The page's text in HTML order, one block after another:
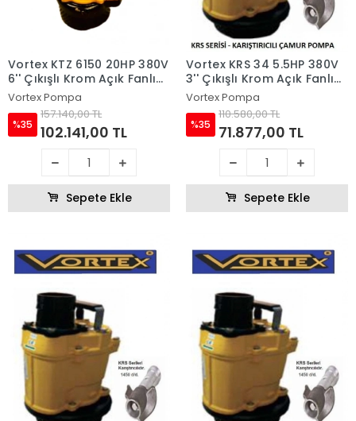
Vortex KTZ 6150 20HP 380V
6'' Çıkışlı Krom Açık Fanlı
Dalgıç Pompa
Vortex Pompa
%35
157.140,00 TL
102.141,00 TL
Sepete Ekle
Vortex KRS 34 5.5HP 380V
3'' Çıkışlı Krom Açık Fanlı
Karıştırıcılı Dalgıç Pompa
Vortex Pompa
%35
110.580,00 TL
71.877,00 TL
Sepete Ekle